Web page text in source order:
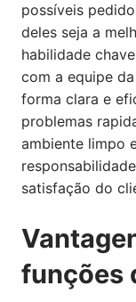
possíveis
deles seja a
habilidade
com a equipe
forma clara e
problemas
ambiente limpo
satisfação do
funções